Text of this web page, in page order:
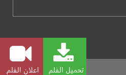
تحميل الفلم اعلان الفلم